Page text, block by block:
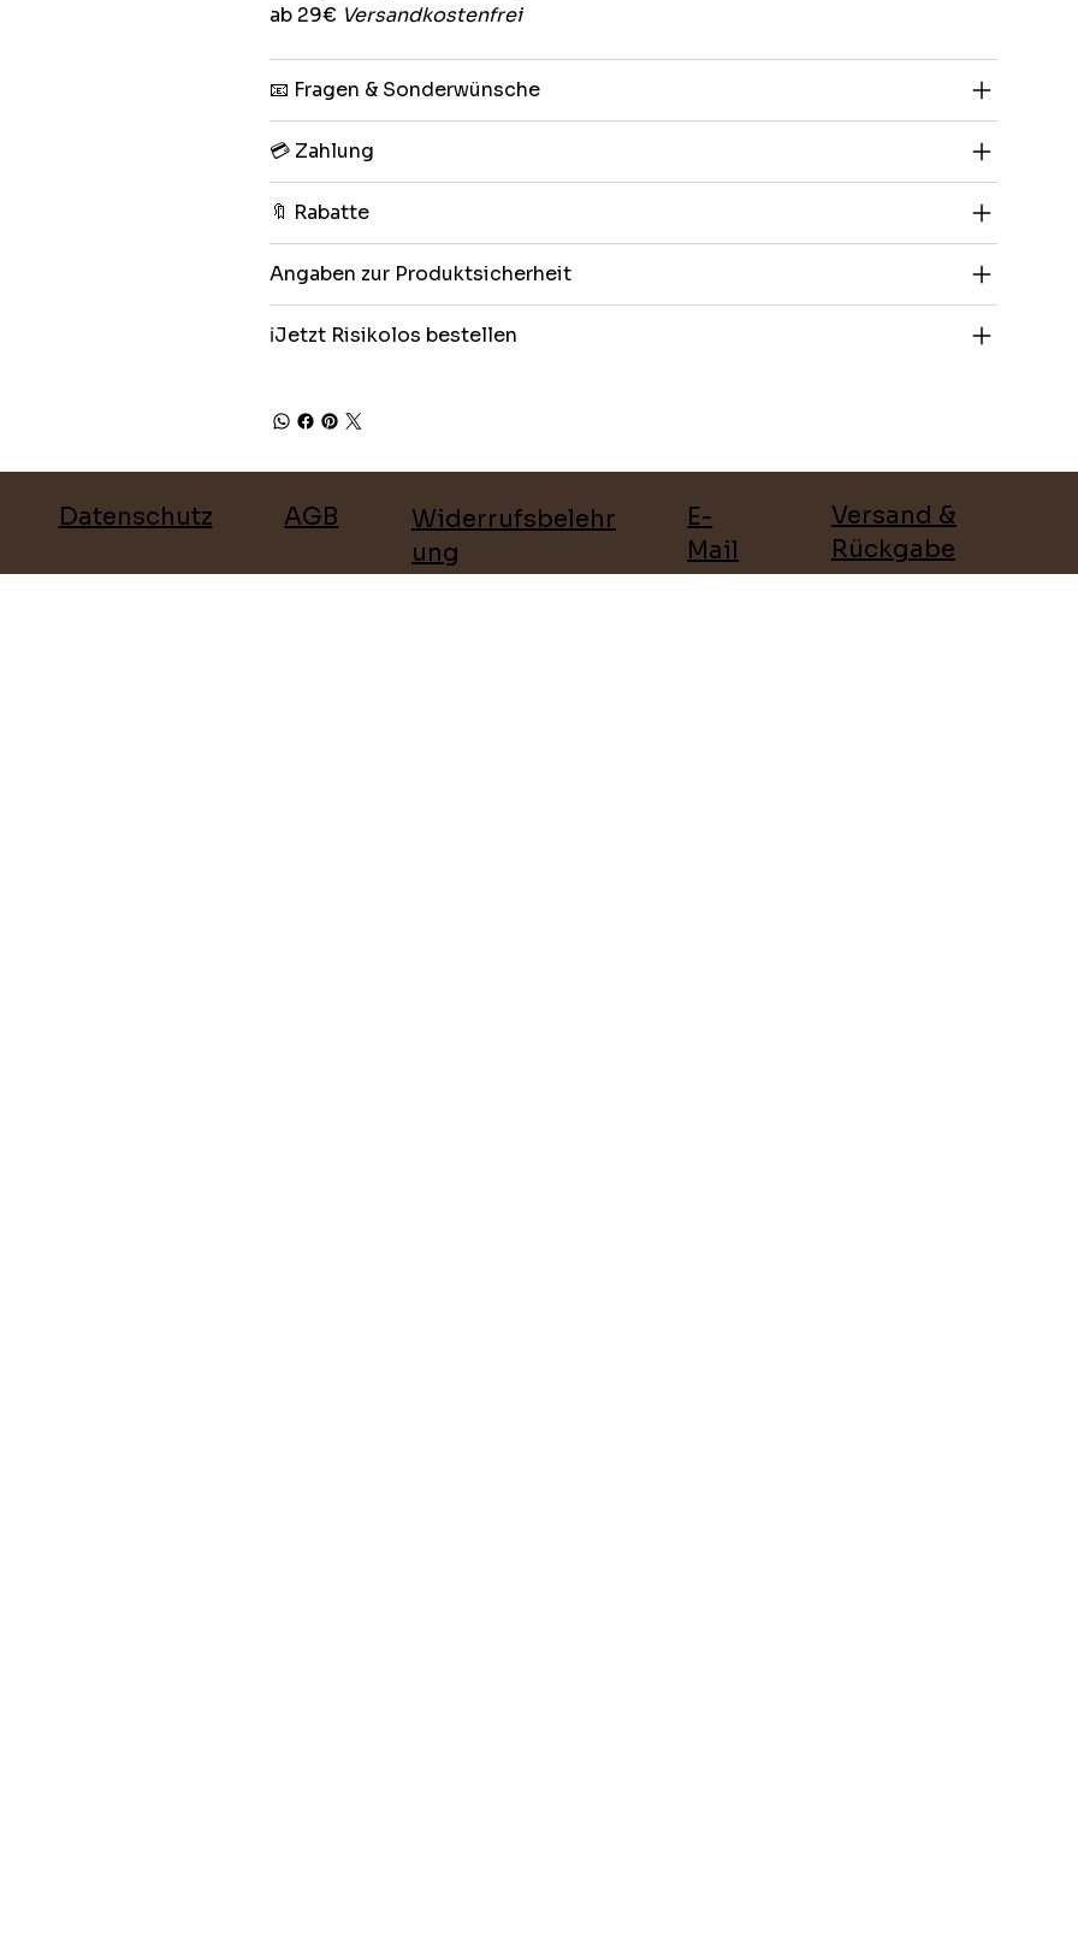
ab 29€ Versandkostenfrei
📧 Fragen & Sonderwünsche
💳 Zahlung
🔖 Rabatte
Angaben zur Produktsicherheit
ℹ️Jetzt Risikolos bestellen
Datenschutz AGB
Widerrufsbelehr
ung
E-
Mail
Versand &
Rückgabe